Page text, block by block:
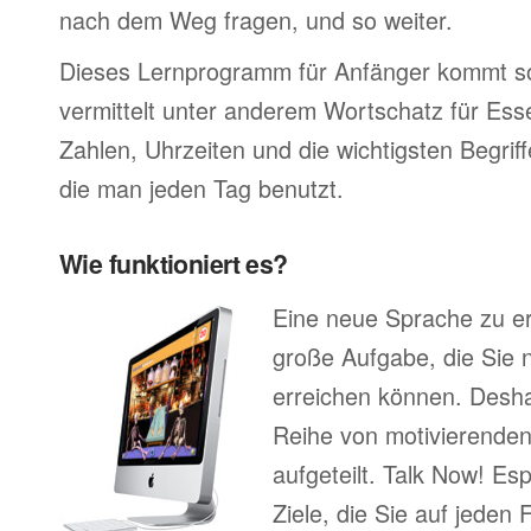
nach dem Weg fragen, und so weiter.
Dieses Lernprogramm für Anfänger kommt
vermittelt unter anderem Wortschatz für
Zahlen, Uhrzeiten und die wichtigsten
die man jeden Tag benutzt.
Wie funktioniert es?
Eine neue Sprache zu
große Aufgabe, die Sie
erreichen können.
Reihe von
aufgeteilt. Talk Now!
Ziele, die Sie auf jeden